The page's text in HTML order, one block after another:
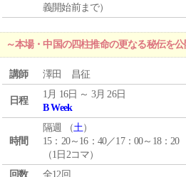
義開始前まで）
本場・中国の四柱推命の更なる秘伝を
講師 澤田 昌征
日程
1月 16日 ～ 3月 26日
B Week
時間
隔週 （土）
15：20～16：40／17：00～18：20
（1日2コマ）
回数
全12回